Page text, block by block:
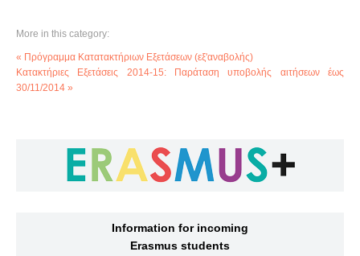
More in this category:
« Πρόγραμμα Κατατακτήριων Εξετάσεων (εξ'αναβολής)
Κατακτήριες Εξετάσεις 2014-15: Παράταση υποβολής αιτήσεων έως
30/11/2014 »
Information for incoming
Erasmus students